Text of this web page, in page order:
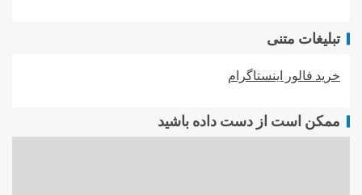
تبلیغات متنی
خرید فالور اینستاگرام
ممکن است از دست داده باشید